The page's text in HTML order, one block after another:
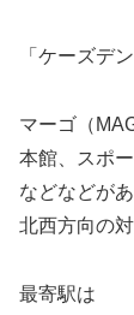
「ケーズデ
マーゴ（
本館、スポ
などなどが
北西方向の対
最寄駅は